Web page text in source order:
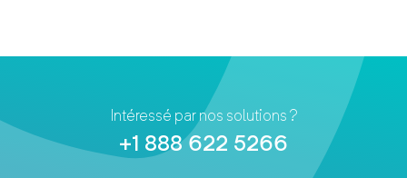
Intéressé par nos solutions ?
+1 888 622 5266